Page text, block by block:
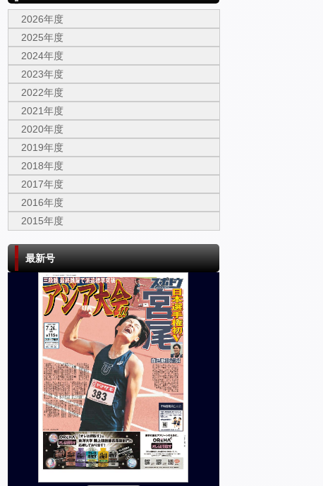
2026年度
2025年度
2024年度
2023年度
2022年度
2021年度
2020年度
2019年度
2018年度
2017年度
2016年度
2015年度
最新号